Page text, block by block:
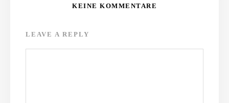
KEINE KOMMENTARE
LEAVE A REPLY